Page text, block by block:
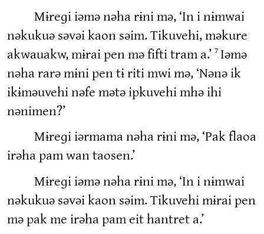
Mɨreɡi iəmə nəha rɨni mə, ‘In i nɨmwai
nəkukuə səvəi kaon səim. Tikuvehi, məkure
akwauakw, mɨrai pen mə fifti tram a.’ 7 Iəmə
nəha rarə mɨni pen tɨ riti mwi mə, ‘Nənə ik
ikɨməuvehi nəfe mətə ipkuvehi mhə ihi
nənimen?’
Mɨreɡi iərmama nəha rɨni mə, ‘Pak flaoa
irəha pam wan taosen.’
Mɨreɡi iəmə nəha rɨni mə, ‘In i nɨmwai
nəkukuə səvəi kaon səim. Tikuvehi mɨrai pen
mə pak me irəha pam eit hantret a.’